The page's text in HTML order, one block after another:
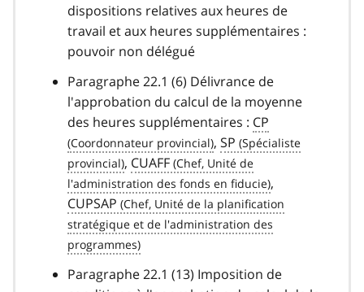
dispositions relatives aux heures de
travail et aux heures supplémentaires :
pouvoir non délégué
Paragraphe 22.1 (6) Délivrance de
l'approbation du calcul de la moyenne
des heures supplémentaires : CP
, SP
, CUAFF
,
CUPSAP
Paragraphe 22.1 (13) Imposition de